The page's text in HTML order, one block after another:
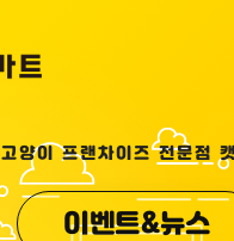
고양이 프랜차이즈 전문점
이벤트&뉴스